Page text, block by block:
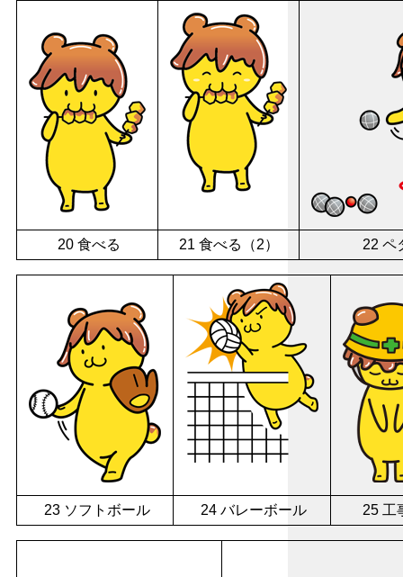
20 食べる 21 食べる（2） 22 ペ
23 ソフトボール 24 バレーボール 25 工